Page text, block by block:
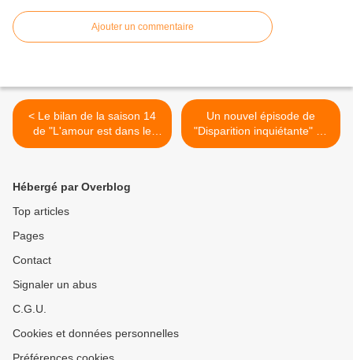
Ajouter un commentaire
< Le bilan de la saison 14
de "L'amour est dans le
pré" à découvrir dès le 2
Un nouvel épisode de
"Disparition inquiétante" en
tournage avec Sara
Hébergé par Overblog
Top articles
Pages
Contact
Signaler un abus
C.G.U.
Cookies et données personnelles